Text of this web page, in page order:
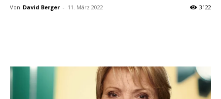
Von David Berger - 11. März 2022 3122